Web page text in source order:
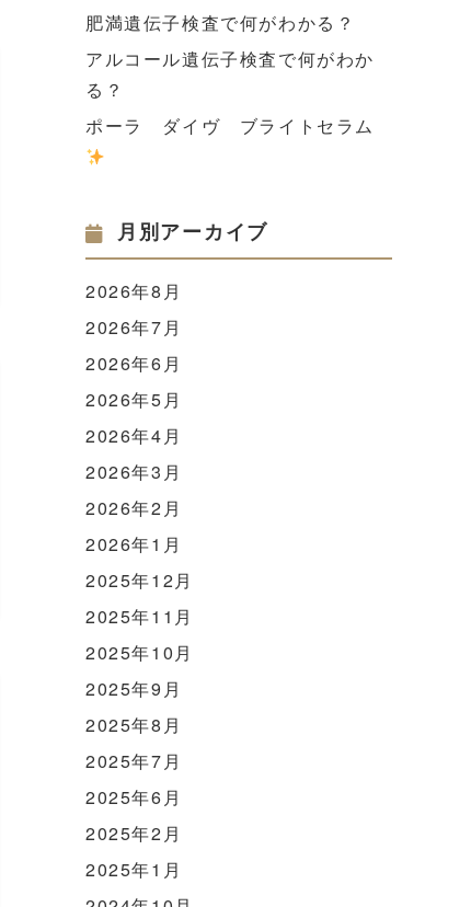
肥満遺伝子検査で何がわかる？
アルコール遺伝子検査で何がわか
る？
ポーラ ダイヴ ブライトセラム
月別アーカイブ
2026年8月
2026年7月
2026年6月
2026年5月
2026年4月
2026年3月
2026年2月
2026年1月
2025年12月
2025年11月
2025年10月
2025年9月
2025年8月
2025年7月
2025年6月
2025年2月
2025年1月